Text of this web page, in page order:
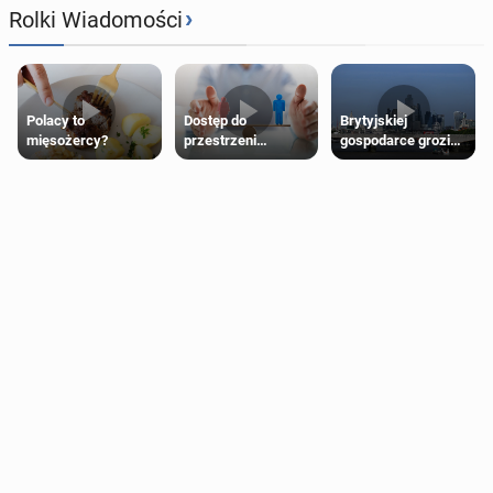
Rolki Wiadomości›
Polacy to
mięsożercy?
Dostęp do
przestrzeni
przeznaczonych
Brytyjskiej
gospodarce grozi
recesja, jeśli